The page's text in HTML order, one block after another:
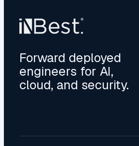
Forward deployed
engineers for AI,
cloud, and security.